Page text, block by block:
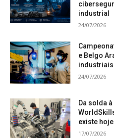
industrial
24/07/2026
e Belgo
industriais
24/07/2026
Da solda
existe hoje
17/07/2026